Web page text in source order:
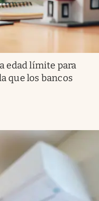
edad límite para
que los bancos